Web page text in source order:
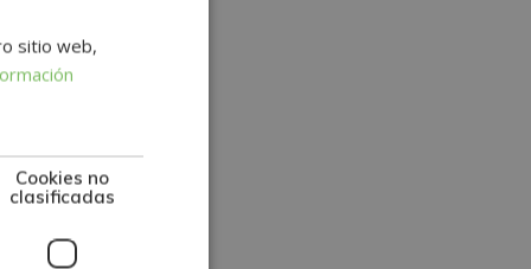
sitio web,
Cookies no
clasificadas